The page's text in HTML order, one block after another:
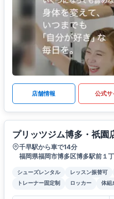
店舗情報 公式サ
プリッツジム博多・祇園
千早駅から車で14分
福岡県福岡市博多区博多駅前１
シューズレンタル レッスン振替可
トレーナー固定制
ロッカー 体組